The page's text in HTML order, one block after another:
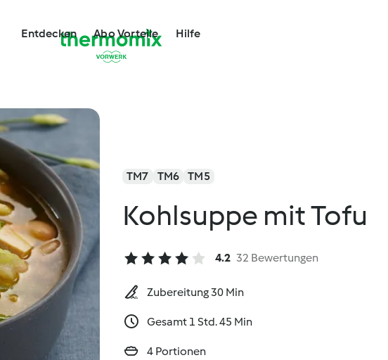
Entdecken Abo Vorteile Hilfe
TM7 TM6 TM5
Kohlsuppe mit Tofu
4.2 32 Bewertungen
Zubereitung 30 Min
Gesamt 1 Std. 45 Min
4 Portionen